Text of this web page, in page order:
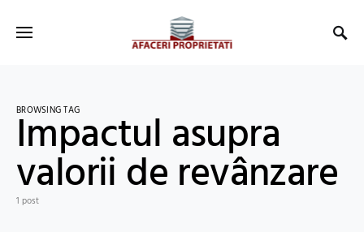
BROWSING TAG
Impactul asupra
valorii de revânzare
1 post